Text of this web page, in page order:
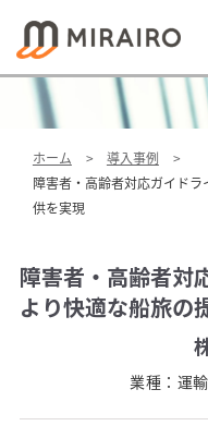
ホーム
導入事例
障害者・高齢者対応ガイド
供を実現
障害者・高齢者対
より快適な船旅の
業種： 運